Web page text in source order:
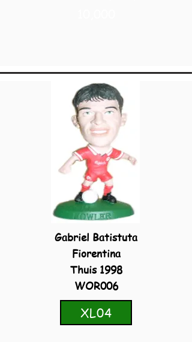
Gabriel Batistuta
Fiorentina
Thuis 1998
WOR006
XL04